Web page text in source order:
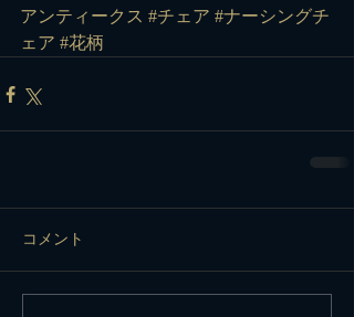
アンティークス #チェア #ナーシングチ
ェア #花柄
コメント